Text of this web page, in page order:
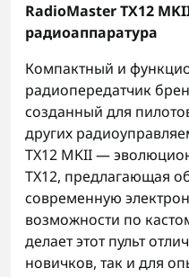
RadioMaster TX12 MKII
радиоаппаратура
Компактный и
радиопередатчик
созданный для
других
TX12 MKII —
TX12, предлагающая
современную
возможности по
делает этот пульт
новичков, так и для